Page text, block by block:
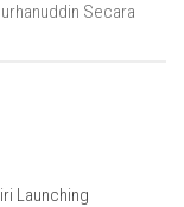
Secara
Launching